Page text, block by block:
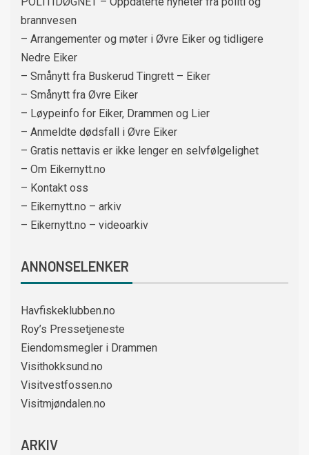
brannvesen
– Arrangementer og møter i Øvre Eiker og tidligere
Nedre Eiker
– Smånytt fra Buskerud Tingrett – Eiker
– Smånytt fra Øvre Eiker
– Løypeinfo for Eiker, Drammen og Lier
– Anmeldte dødsfall i Øvre Eiker
– Gratis nettavis er ikke lenger en selvfølgelighet
– Om Eikernytt.no
– Kontakt oss
– Eikernytt.no – arkiv
– Eikernytt.no – videoarkiv
ANNONSELENKER
Havfiskeklubben.no
Roy’s Pressetjeneste
Eiendomsmegler i Drammen
Visithokksund.no
Visitvestfossen.no
Visitmjøndalen.no
ARKIV